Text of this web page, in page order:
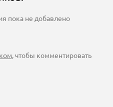
пока не добавлено
, чтобы комментировать